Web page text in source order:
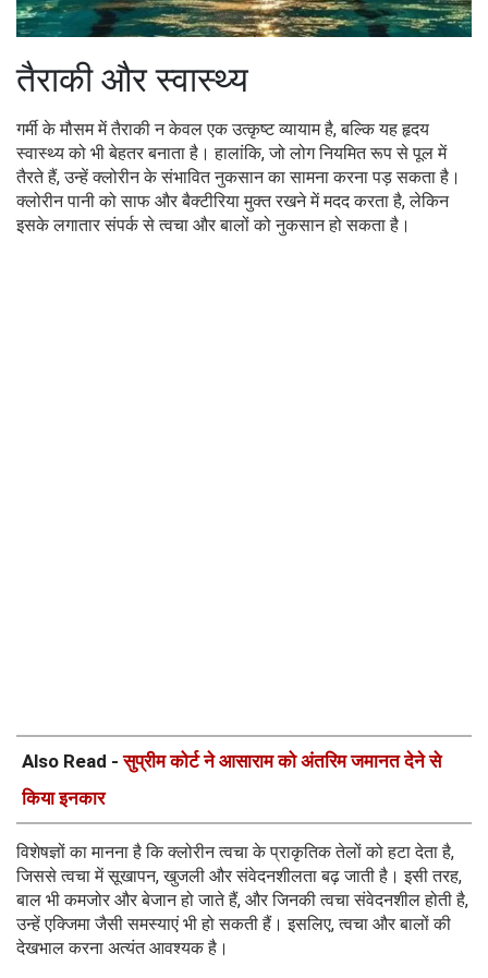
तैराकी और स्वास्थ्य
गर्मी के मौसम में तैराकी न केवल एक उत्कृष्ट व्यायाम है, बल्कि यह हृदय
स्वास्थ्य को भी बेहतर बनाता है। हालांकि, जो लोग नियमित रूप से पूल में
तैरते हैं, उन्हें क्लोरीन के संभावित नुकसान का सामना करना पड़ सकता है।
क्लोरीन पानी को साफ और बैक्टीरिया मुक्त रखने में मदद करता है, लेकिन
इसके लगातार संपर्क से त्वचा और बालों को नुकसान हो सकता है।
Also Read -सुप्रीम कोर्ट ने आसाराम को अंतरिम जमानत देने से
किया इनकार
विशेषज्ञों का मानना है कि क्लोरीन त्वचा के प्राकृतिक तेलों को हटा देता है,
जिससे त्वचा में सूखापन, खुजली और संवेदनशीलता बढ़ जाती है। इसी तरह,
बाल भी कमजोर और बेजान हो जाते हैं, और जिनकी त्वचा संवेदनशील होती है,
उन्हें एक्जिमा जैसी समस्याएं भी हो सकती हैं। इसलिए, त्वचा और बालों की
देखभाल करना अत्यंत आवश्यक है।